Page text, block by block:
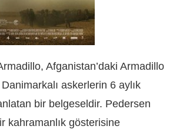
Afganistan’daki Armadillo
askerlerin 6 aylık
bir belgeseldir. Pedersen
kahramanlık gösterisine